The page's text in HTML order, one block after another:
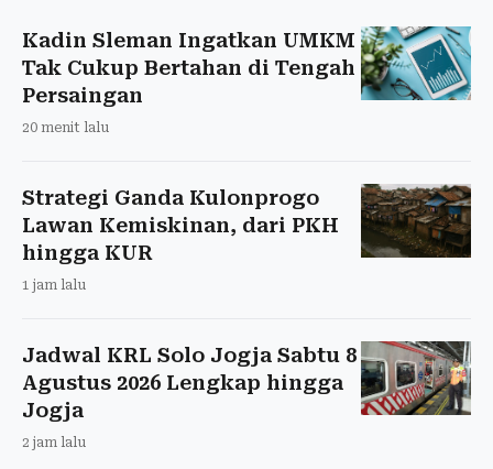
Kadin Sleman Ingatkan UMKM
Tak Cukup Bertahan di Tengah
Persaingan
20 menit lalu
Strategi Ganda Kulonprogo
Lawan Kemiskinan, dari PKH
hingga KUR
1 jam lalu
Jadwal KRL Solo Jogja Sabtu 8
Agustus 2026 Lengkap hingga
Jogja
2 jam lalu